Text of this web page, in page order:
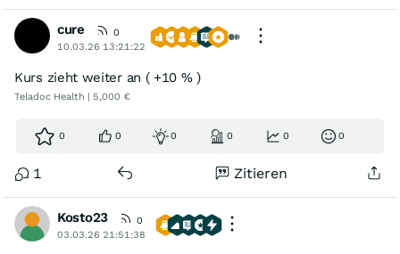
cure
0
10.03.26 13:21:22
Kurs zieht weiter an ( +10 % )
Teladoc Health | 5,000 €
0 0 0 0 0 0
1 Zitieren
Kosto23
0
03.03.26 21:51:38